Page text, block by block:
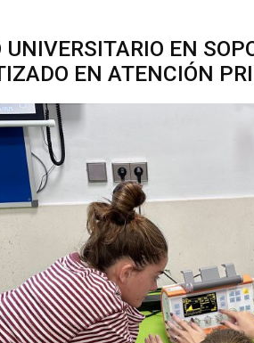
UNIVERSITARIO EN
EN ATENCIÓN